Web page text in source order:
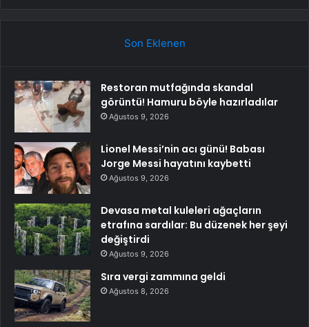
Son Eklenen
Restoran mutfağında skandal
görüntü! Hamuru böyle hazırladılar
Ağustos 9, 2026
Lionel Messi’nin acı günü! Babası
Jorge Messi hayatını kaybetti
Ağustos 9, 2026
Devasa metal kuleleri ağaçların
etrafına sardılar: Bu düzenek her şeyi
değiştirdi
Ağustos 9, 2026
Sıra vergi zammına geldi
Ağustos 8, 2026